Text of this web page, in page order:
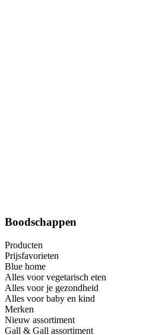
Boodschappen
Producten
Prijsfavorieten
Blue home
Alles voor vegetarisch eten
Alles voor je gezondheid
Alles voor baby en kind
Merken
Nieuw assortiment
Gall & Gall assortiment